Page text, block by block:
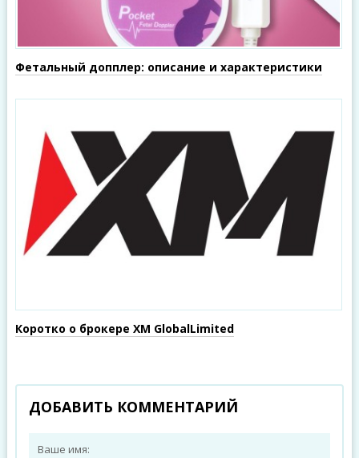
Фетальный допплер: описание и характеристики
Коротко о брокере XM GlobalLimited
ДОБАВИТЬ КОММЕНТАРИЙ